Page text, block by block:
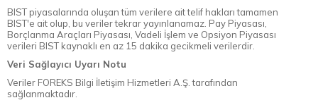
BIST piyasalarında oluşan tüm verilere ait telif hakları tamamen
BIST'e ait olup, bu veriler tekrar yayınlanamaz. Pay Piyasası,
Borçlanma Araçları Piyasası, Vadeli İşlem ve Opsiyon Piyasası
verileri BIST kaynaklı en az 15 dakika gecikmeli verilerdir.
Veri Sağlayıcı Uyarı Notu
Veriler FOREKS Bilgi İletişim Hizmetleri A.Ş. tarafından
sağlanmaktadır.